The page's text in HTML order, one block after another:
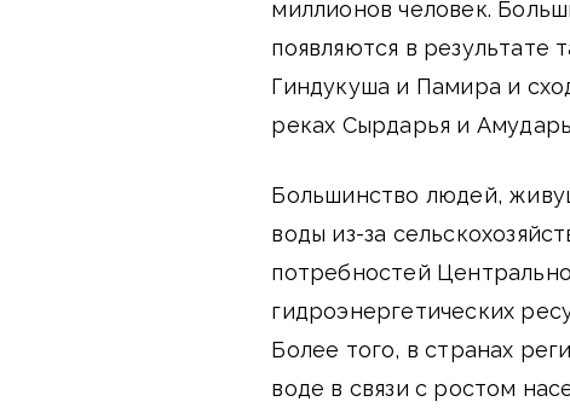
миллионов человек.
появляются в результате
Гиндукуша и Памира и
реках Сырдарья и
Большинство людей,
воды из-за
потребностей
гидроэнергетических
Более того, в странах
воде в связи с ростом